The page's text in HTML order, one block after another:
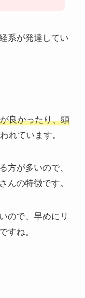
系が発達してい
良かったり、頭
れています。
方が多いので、
んの特徴です。
ので、早めにリ
すね。